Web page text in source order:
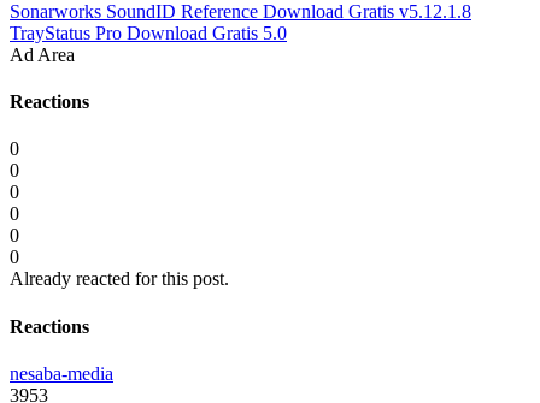
Sonarworks SoundID Reference Download Gratis v5.12.1.8
TrayStatus Pro Download Gratis 5.0
Ad Area
Reactions
0
0
0
0
0
0
Already reacted for this post.
Reactions
nesaba-media
3953